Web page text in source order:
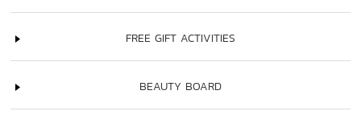
FREE GIFT ACTIVITIES
BEAUTY BOARD